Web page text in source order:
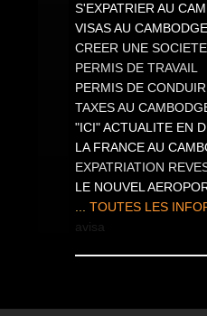
S'EXPATRIER AU
VISAS AU CAMBODGE
CREER UNE SOCIETE
PERMIS DE TRAVAIL
PERMIS DE
TAXES AU
"ICI" ACTUALITE EN
LA FRANCE AU
EXPATRIATION
LE NOUVEL
...TOUTES LES
avisa